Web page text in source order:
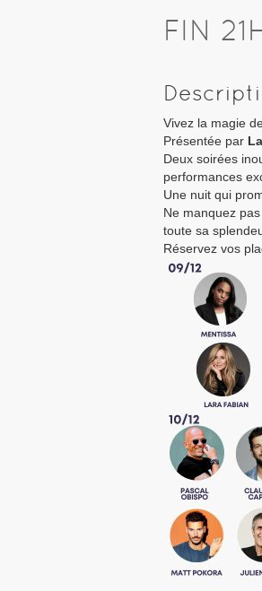
FIN
Vivez la magie
Présentée par
Deux soirées
performances
Une nuit qui
Ne manquez
toute sa
Réservez vos